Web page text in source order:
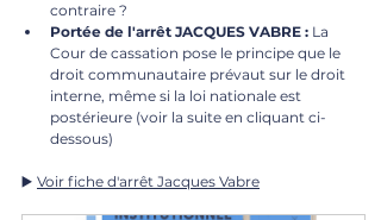
contraire ?
Portée de l'arrêt JACQUES VABRE : La
Cour de cassation pose le principe que le
droit communautaire prévaut sur le droit
interne, même si la loi nationale est
postérieure (voir la suite en cliquant ci-
dessous)
▶️ Voir fiche d'arrêt Jacques Vabre